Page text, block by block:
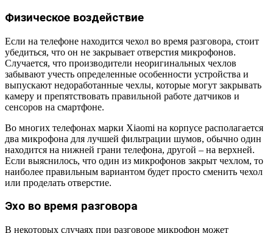
Физическое воздействие
Если на телефоне находится чехол во время разговора, стоит
убедиться, что он не закрывает отверстия микрофонов.
Случается, что производители неоригинальных чехлов
забывают учесть определенные особенности устройства и
выпускают недоработанные чехлы, которые могут закрывать
камеру и препятствовать правильной работе датчиков и
сенсоров на смартфоне.
Во многих телефонах марки Xiaomi на корпусе располагается
два микрофона для лучшей фильтрации шумов, обычно один
находится на нижней грани телефона, другой – на верхней.
Если выяснилось, что один из микрофонов закрыт чехлом, то
наиболее правильным вариантом будет просто сменить чехол
или проделать отверстие.
Эхо во время разговора
В некоторых случаях при разговоре микрофон может